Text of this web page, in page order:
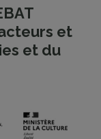
et
et du